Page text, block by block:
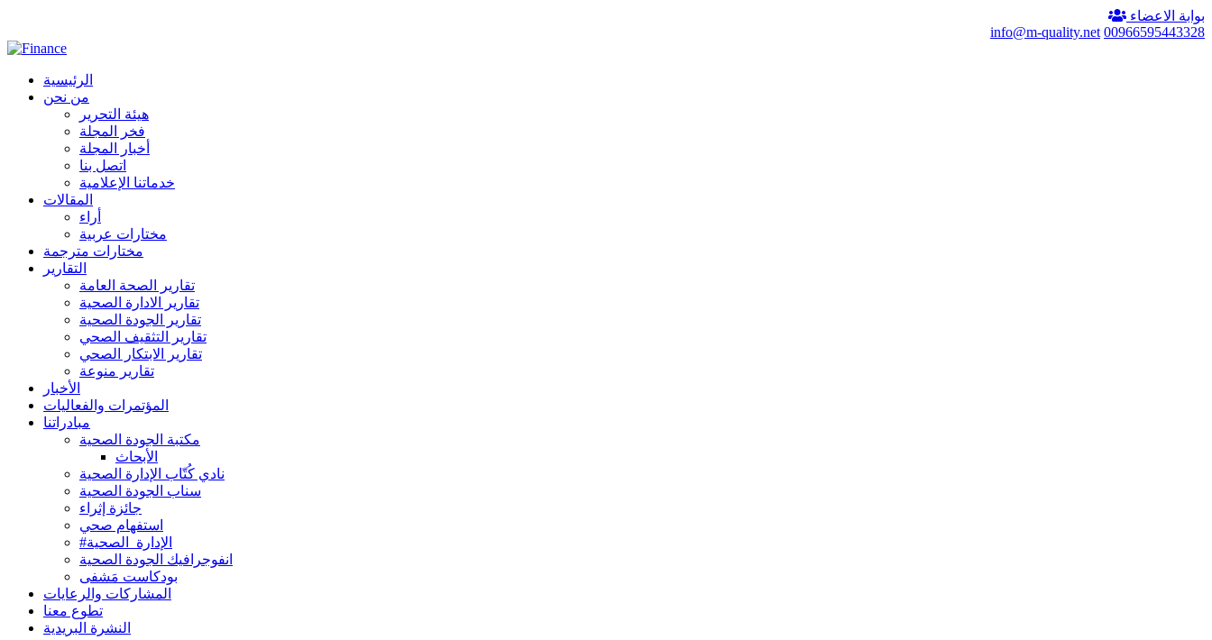
بوابة الاعضاء
00966595443328
info@m-quality.net
الرئيسية
من نحن
هيئة التحرير
فخر المجلة
أخبار المجلة
اتصل بنا
خدماتنا الإعلامية
المقالات
أراء
مختارات عربية
مختارات مترجمة
التقارير
تقارير الصحة العامة
تقارير الادارة الصحية
تقارير الجودة الصحية
تقارير التثقيف الصحي
تقارير الابتكار الصحي
تقارير منوعة
الأخبار
المؤتمرات والفعاليات
مبادراتنا
مكتبة الجودة الصحية
الأبحاث
نادي كُتّاب الإدارة الصحية
سناب الجودة الصحية
جائزة إثراء
استفهام صحي
#الإدارة_الصحية
انفوجرافيك الجودة الصحية
بودكاست مَشفى
المشاركات والرعايات
تطوع معنا
النشرة البريدية